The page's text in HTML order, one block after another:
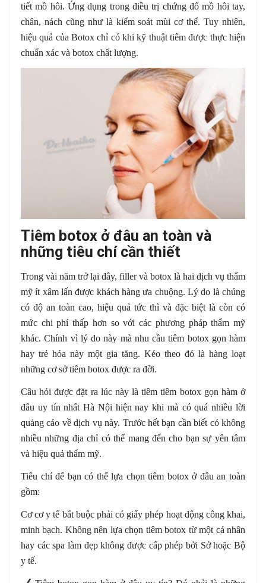
tiết mồ hôi. Ứng dụng trong điều trị chứng đổ mồ hôi tay,
chân, nách cũng như là kiểm soát mùi cơ thể. Tuy nhiên,
hiệu quả của Botox chỉ có khi kỹ thuật tiêm được thực hiện
chuẩn xác và botox chất lượng.
Tiêm botox ở đâu an toàn và
những tiêu chí cần thiết
Trong vài năm trở lại đây, filler và botox là hai dịch vụ thẩm
mỹ ít xâm lấn được khách hàng ưa chuộng. Lý do là chúng
có độ an toàn cao, hiệu quả tức thì và đặc biệt là còn có
mức chi phí thấp hơn so với các phương pháp thẩm mỹ
khác. Chính vì lý do này mà nhu cầu tiêm botox gọn hàm
hay trẻ hóa này một gia tăng. Kéo theo đó là hàng loạt
những cơ sở tiêm botox được ra đời.
Câu hỏi được đặt ra lúc này là tiêm tiêm botox gọn hàm ở
đâu uy tín nhất Hà Nội hiện nay khi mà có quá nhiều lời
quảng cáo về dịch vụ này. Trước hết bạn cần biết có không
nhiều những địa chỉ có thể mang đến cho bạn sự yên tâm
và hiệu quả thẩm mỹ.
Tiêu chí để bạn có thể lựa chọn tiêm botox ở đâu an toàn
gồm:
Cơ cơ y tế bắt buộc phải có giấy phép hoạt động công khai,
minh bạch. Không nên lựa chọn tiêm botox từ một cá nhân
hay các spa làm đẹp không được cấp phép bởi Sở hoặc Bộ
y tế.